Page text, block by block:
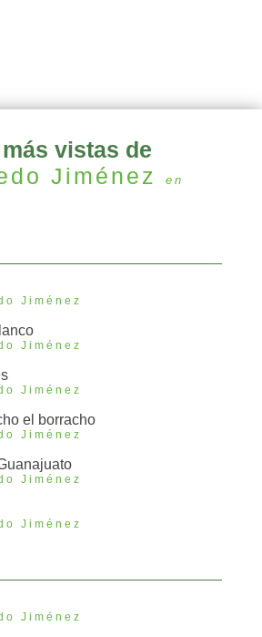
vistas de
Jiménez
en
Jiménez
Jiménez
Jiménez
el borracho
Jiménez
Jiménez
Jiménez
Jiménez